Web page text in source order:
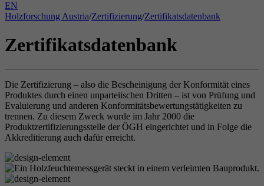
EN
Holzforschung Austria/Zertifizierung/Zertifikatsdatenbank
Zertifikatsdatenbank
Die Zertifizierung – also die Bescheinigung der Konformität eines
Produktes durch einen unparteiischen Dritten – ist von Prüfung und
Evaluierung und anderen Konformitätsbewertungstätigkeiten zu
trennen. Zu diesem Zweck wurde im Jahr 2000 die
Produktzertifizierungsstelle der ÖGH eingerichtet und in Folge die
Akkreditierung auch dafür erreicht.